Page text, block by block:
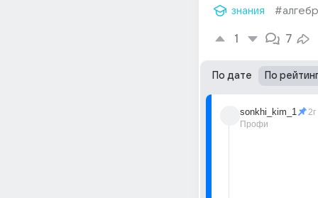
знания
1 7
По дате По
sonkhi_kim_1
Профи
2г